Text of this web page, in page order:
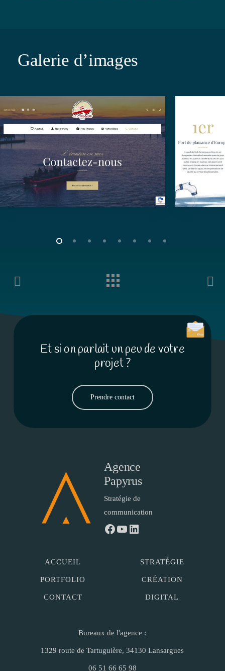
Galerie d’images
Et si on parlait un peu de votre
projet ?
Prendre contact
Agence
Papyrus
Stratégie de
communication
Facebook YouTube
ACCUEIL
PORTFOLIO
CONTACT
STRATÉGIE
CRÉATION
DIGITAL
Bureaux de l'agence :
1329 route de Tartuguière, 34130 Lansargues
06 51 66 65 98